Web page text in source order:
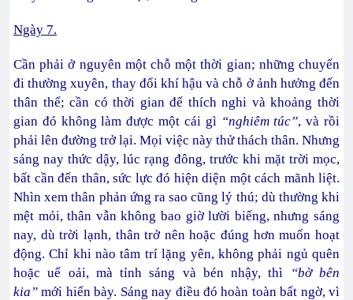
Ngày 7.
Cần phải ở nguyên một chỗ một thời gian; những chuyến
đi thường xuyên, thay đổi khí hậu và chỗ ở ảnh hưởng đến
thân thể; cần có thời gian để thích nghi và khoảng thời
gian đó không làm được một cái gì “nghiêm túc”, và rồi
phải lên đường trở lại. Mọi việc này thử thách thân. Nhưng
sáng nay thức dậy, lúc rạng đông, trước khi mặt trời mọc,
bất cần đến thân, sức lực đó hiện diện một cách mãnh liệt.
Nhìn xem thân phản ứng ra sao cũng lý thú; dù thường khi
mệt mỏi, thân vẫn không bao giờ lười biếng, nhưng sáng
nay, dù trời lạnh, thân trở nên hoặc đúng hơn muốn hoạt
động. Chỉ khi nào tâm trí lặng yên, không phải ngủ quên
hoặc uể oải, mà tỉnh sáng và bén nhậy, thì
“bờ bên
kia” mới hiển bày. Sáng nay điều đó hoàn toàn bất ngờ, vì